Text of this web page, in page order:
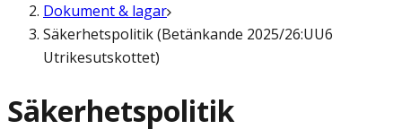
Dokument & lagar
Säkerhetspolitik (Betänkande 2025/26:UU6
Utrikesutskottet)
Säkerhetspolitik